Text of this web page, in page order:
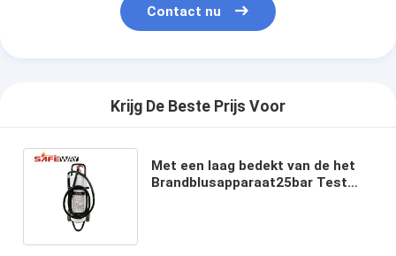
Contact nu
Krijg De Beste Prijs Voor
Met een laag bedekt van de het
Brandblusapparaat25bar Test